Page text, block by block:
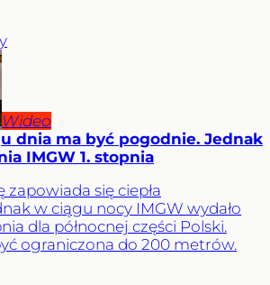
Wideo
dnia ma być pogodnie. Jednak
IMGW 1. stopnia
się ciepła
w ciągu nocy IMGW wydało
dla północnej części Polski.
ograniczona do 200 metrów.